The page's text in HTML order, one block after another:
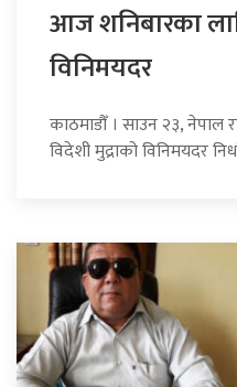
आज शनिबारका
विनिमयदर
काठमाडौँ । साउन २३, नेपाल
विदेशी मुद्राको विनिमयदर